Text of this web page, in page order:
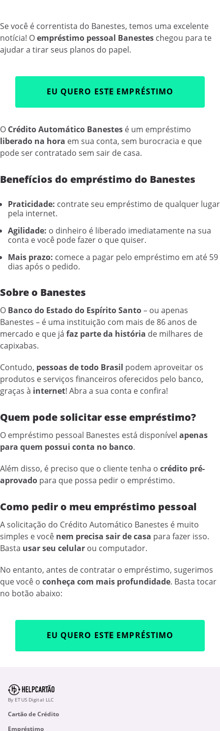
Se você é correntista do Banestes, temos uma excelente
notícia! Oempréstimo pessoal Banestes chegou para te
ajudar a tirar seus planos do papel.
EU QUERO ESTE EMPRÉSTIMO
O Crédito Automático Banestes é um empréstimo
liberado na hora em sua conta, sem burocracia e que
pode ser contratado sem sair de casa.
Benefícios do empréstimo do Banestes
Praticidade: contrate seu empréstimo de qualquer lugar
pela internet.
Agilidade: o dinheiro é liberado imediatamente na sua
conta e você pode fazer o que quiser.
Mais prazo: comece a pagar pelo empréstimo em até 59
dias após o pedido.
Sobre o Banestes
O Banco do Estado do Espírito Santo– ou apenas
Banestes – é uma instituição com mais de 86 anos de
mercado e que já faz parte da história de milhares de
capixabas.
Contudo, pessoas de todo Brasil podem aproveitar os
produtos e serviços financeiros oferecidos pelo banco,
graças à internet! Abra a sua conta e confira!
Quem pode solicitar esse empréstimo?
O empréstimo pessoal Banestes está disponível apenas
para quem possui conta no banco.
Além disso, é preciso que o cliente tenha o crédito pré-
aprovado para que possa pedir o empréstimo.
Como pedir o meu empréstimo pessoal
A solicitação do Crédito Automático Banestes é muito
simples e você nem precisa sair de casa para fazer isso.
Basta usar seu celular ou computador.
No entanto, antes de contratar o empréstimo, sugerimos
que você o conheça com mais profundidade. Basta tocar
no botão abaixo:
EU QUERO ESTE EMPRÉSTIMO
By ETUS Digital LLC
Cartão de Crédito
Empréstimo